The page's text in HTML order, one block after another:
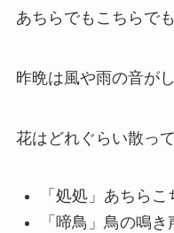
あちらでもこちらで
昨晩は風や雨の音が
花はどれぐらい散っ
「処処」あちらこ
「啼鳥」鳥の鳴き